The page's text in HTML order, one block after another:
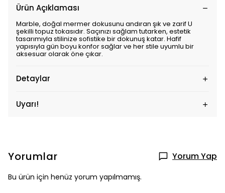
Ürün Açıklaması
Marble, doğal mermer dokusunu andıran şık ve zarif U
şekilli topuz tokasıdır. Saçınızı sağlam tutarken, estetik
tasarımıyla stilinize sofistike bir dokunuş katar. Hafif
yapısıyla gün boyu konfor sağlar ve her stile uyumlu bir
aksesuar olarak öne çıkar.
Detaylar
Uyarı!
Yorumlar Yorum Yap
Bu ürün için henüz yorum yapılmamış.